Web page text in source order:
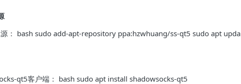
源： bash sudo add-apt-repository ppa:hzwhuang/ss-qt5 sudo apt upda
qt5客户端： bash sudo apt install shadowsocks-qt5